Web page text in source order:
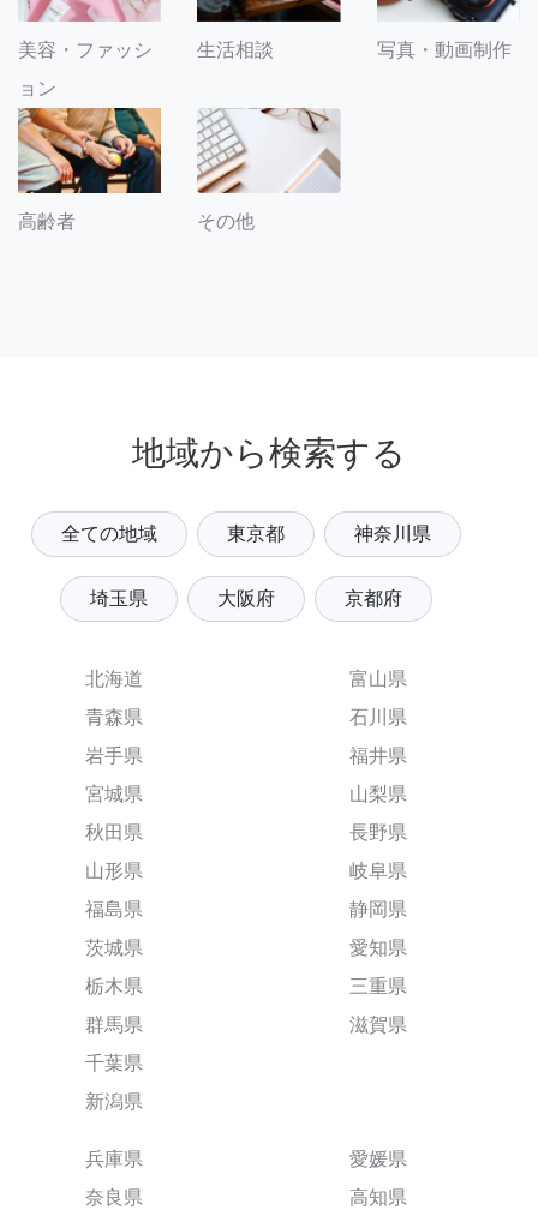
美容・ファッシ
ョン
生活相談 写真・動画制作
高齢者 その他
地域から検索する
全ての地域 東京都 神奈川県
埼玉県 大阪府 京都府
北海道
青森県
岩手県
宮城県
秋田県
山形県
福島県
茨城県
栃木県
群馬県
千葉県
新潟県
富山県
石川県
福井県
山梨県
長野県
岐阜県
静岡県
愛知県
三重県
滋賀県
兵庫県
奈良県
愛媛県
高知県